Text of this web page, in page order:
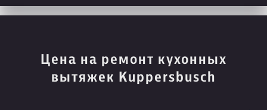
Цена на ремонт кухонных
вытяжек Kuppersbusch